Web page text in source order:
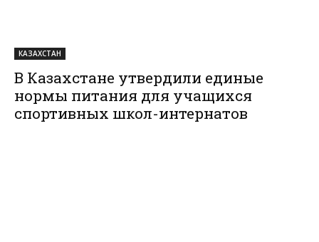
КАЗАХСТАН
В Казахстане утвердили единые
нормы питания для учащихся
спортивных школ-интернатов